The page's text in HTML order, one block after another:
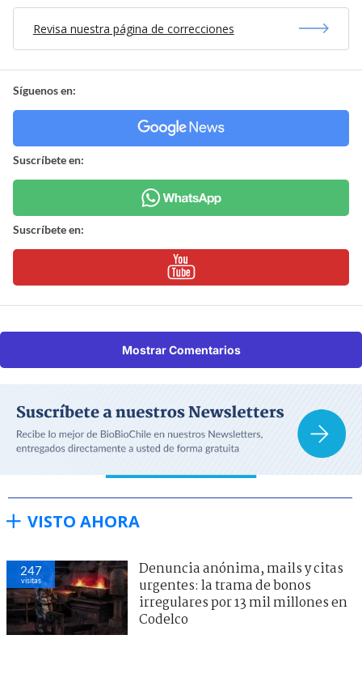
Revisa nuestra página de correcciones
Síguenos en:
Suscríbete en:
Suscríbete en:
Mostrar Comentarios
VISTO AHORA
247
visitas
Denuncia anónima, mails y citas
urgentes: la trama de bonos
irregulares por 13 mil millones en
Codelco